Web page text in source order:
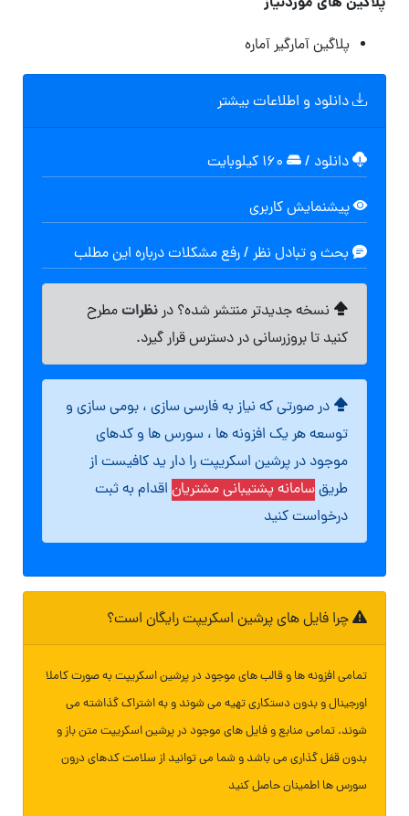
پلاگین آمارگیر آماره
دانلود و اطلاعات بیشتر
دانلود /
پیشنمایش کاربری
بحث و تبادل نظر / رفع مشکلات درباره این مطلب
نسخه جدیدتر منتشر شده؟ درنظراتمطرح
کنید تا بروزرسانی در دسترس قرار گیرد.
در صورتی که نیاز به فارسی سازی ، بومی سازی و
توسعه هر یک افزونه ها ، سورس ها و کدهای
موجود در پرشین اسکریپت را دار ید کافیست از
طریقسامانه پشتیبانی مشتریان اقدام به ثبت
درخواست کنید
چرا فایل های پرشین اسکریپت رایگان است؟
تمامی افزونه ها و قالب های موجود در پرشین اسکریپت به صورت کاملا
اورجینال و بدون دستکاری تهیه می شوند و به اشتراک گذاشته می
شوند. تمامی منابع و فایل های موجود در پرشین اسکریپت متن باز و
بدون قفل گذاری می باشد و شما می توانید از سلامت کدهای درون
سورس ها اطمینان حاصل کنید